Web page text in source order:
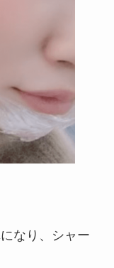
なり、シャー